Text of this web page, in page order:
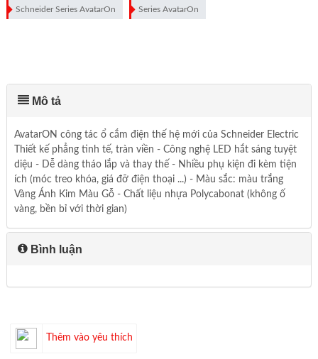
Schneider Series AvatarOn Series AvatarOn
Mô tả
AvatarON công tác ổ cắm điện thế hệ mới của Schneider Electric
Thiết kế phẳng tinh tế, tràn viền - Công nghệ LED hắt sáng tuyệt
diệu - Dễ dàng tháo lắp và thay thế - Nhiều phụ kiện đi kèm tiện
ích (móc treo khóa, giá đỡ điện thoại ...) - Màu sắc: màu trắng
Vàng Ánh Kim Màu Gỗ - Chất liệu nhựa Polycabonat (không ố
vàng, bền bỉ với thời gian)
Bình luận
Thêm vào yêu thích